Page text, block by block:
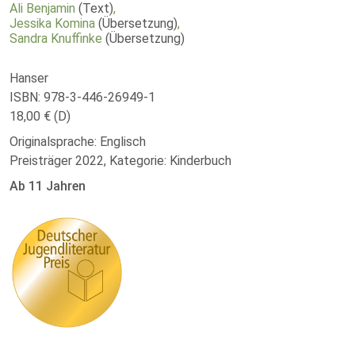
Ali Benjamin (Text),
Jessika Komina (Übersetzung),
Sandra Knuffinke (Übersetzung)
Hanser
ISBN: 978-3-446-26949-1
18,00 € (D)
Originalsprache: Englisch
Preisträger 2022, Kategorie: Kinderbuch
Ab 11 Jahren